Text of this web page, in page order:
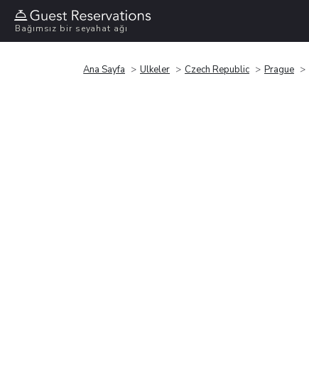
Bağımsız bir seyahat ağı
Ana Sayfa Ülkeler Czech Republic Prague